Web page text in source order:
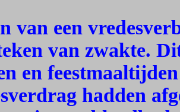
van een
van zwakte.
en
hadden